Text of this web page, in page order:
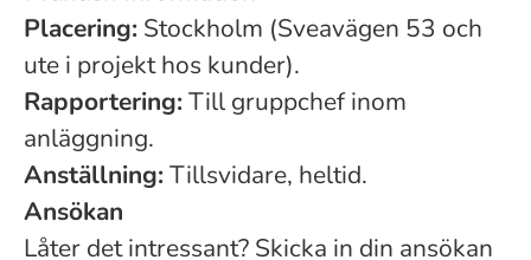
Placering: Stockholm (Sveavägen 53 och
ute i projekt hos kunder).
Rapportering:Till gruppchef inom
anläggning.
Anställning:Tillsvidare, heltid.
Ansökan
Låter det intressant? Skicka in din ansökan